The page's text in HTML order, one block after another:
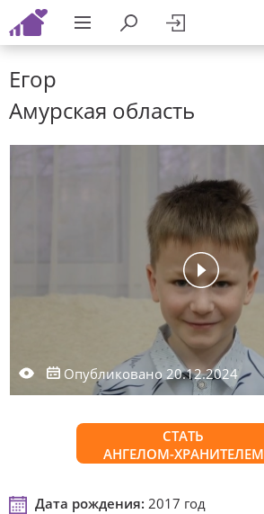
Егор
Амурская область
Опубликовано 20.12.2024
СТАТЬ
АНГЕЛОМ-ХРАНИТЕЛЕМ
Дата рождения: 2017 год